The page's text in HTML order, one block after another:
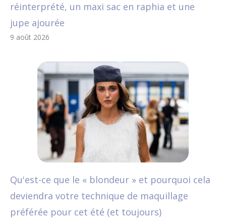
réinterprété, un maxi sac en raphia et une
jupe ajourée
9 août 2026
Qu'est-ce que le « blondeur » et pourquoi cela
deviendra votre technique de maquillage
préférée pour cet été (et toujours)